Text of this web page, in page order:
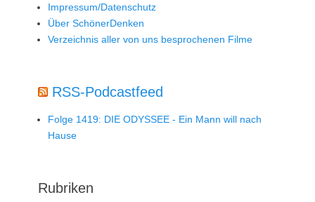
Impressum/Datenschutz
Über SchönerDenken
Verzeichnis aller von uns besprochenen Filme
RSS-Podcastfeed
Folge 1419: DIE ODYSSEE - Ein Mann will nach
Hause
Rubriken